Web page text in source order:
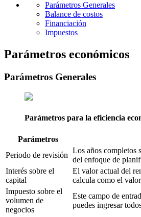
Parámetros Generales
Balance de costos
Financiación
Impuestos
Parámetros económicos
Parámetros Generales
Parámetros para la eficiencia
Parámetros
Periodo de revisión
Los años completos
del enfoque de
Interés sobre el
capital
El valor actual del
calcula como el
Impuesto sobre el
volumen de
negocios
Este campo de
puedes ingresar